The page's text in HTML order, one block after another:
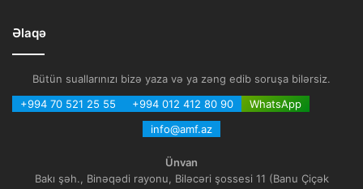
Əlaqə
Bütün suallarınızı bizə yaza və ya zəng edib soruşa bilərsiz.
+994 70 521 25 55
+994 012 412 80 90
WhatsApp
info@amf.az
Ünvan
Bakı şəh., Binəqədi rayonu, Biləcəri şossesi 11 (Banu Çiçək